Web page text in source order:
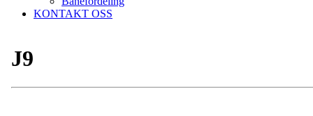
KONTAKT OSS
J9